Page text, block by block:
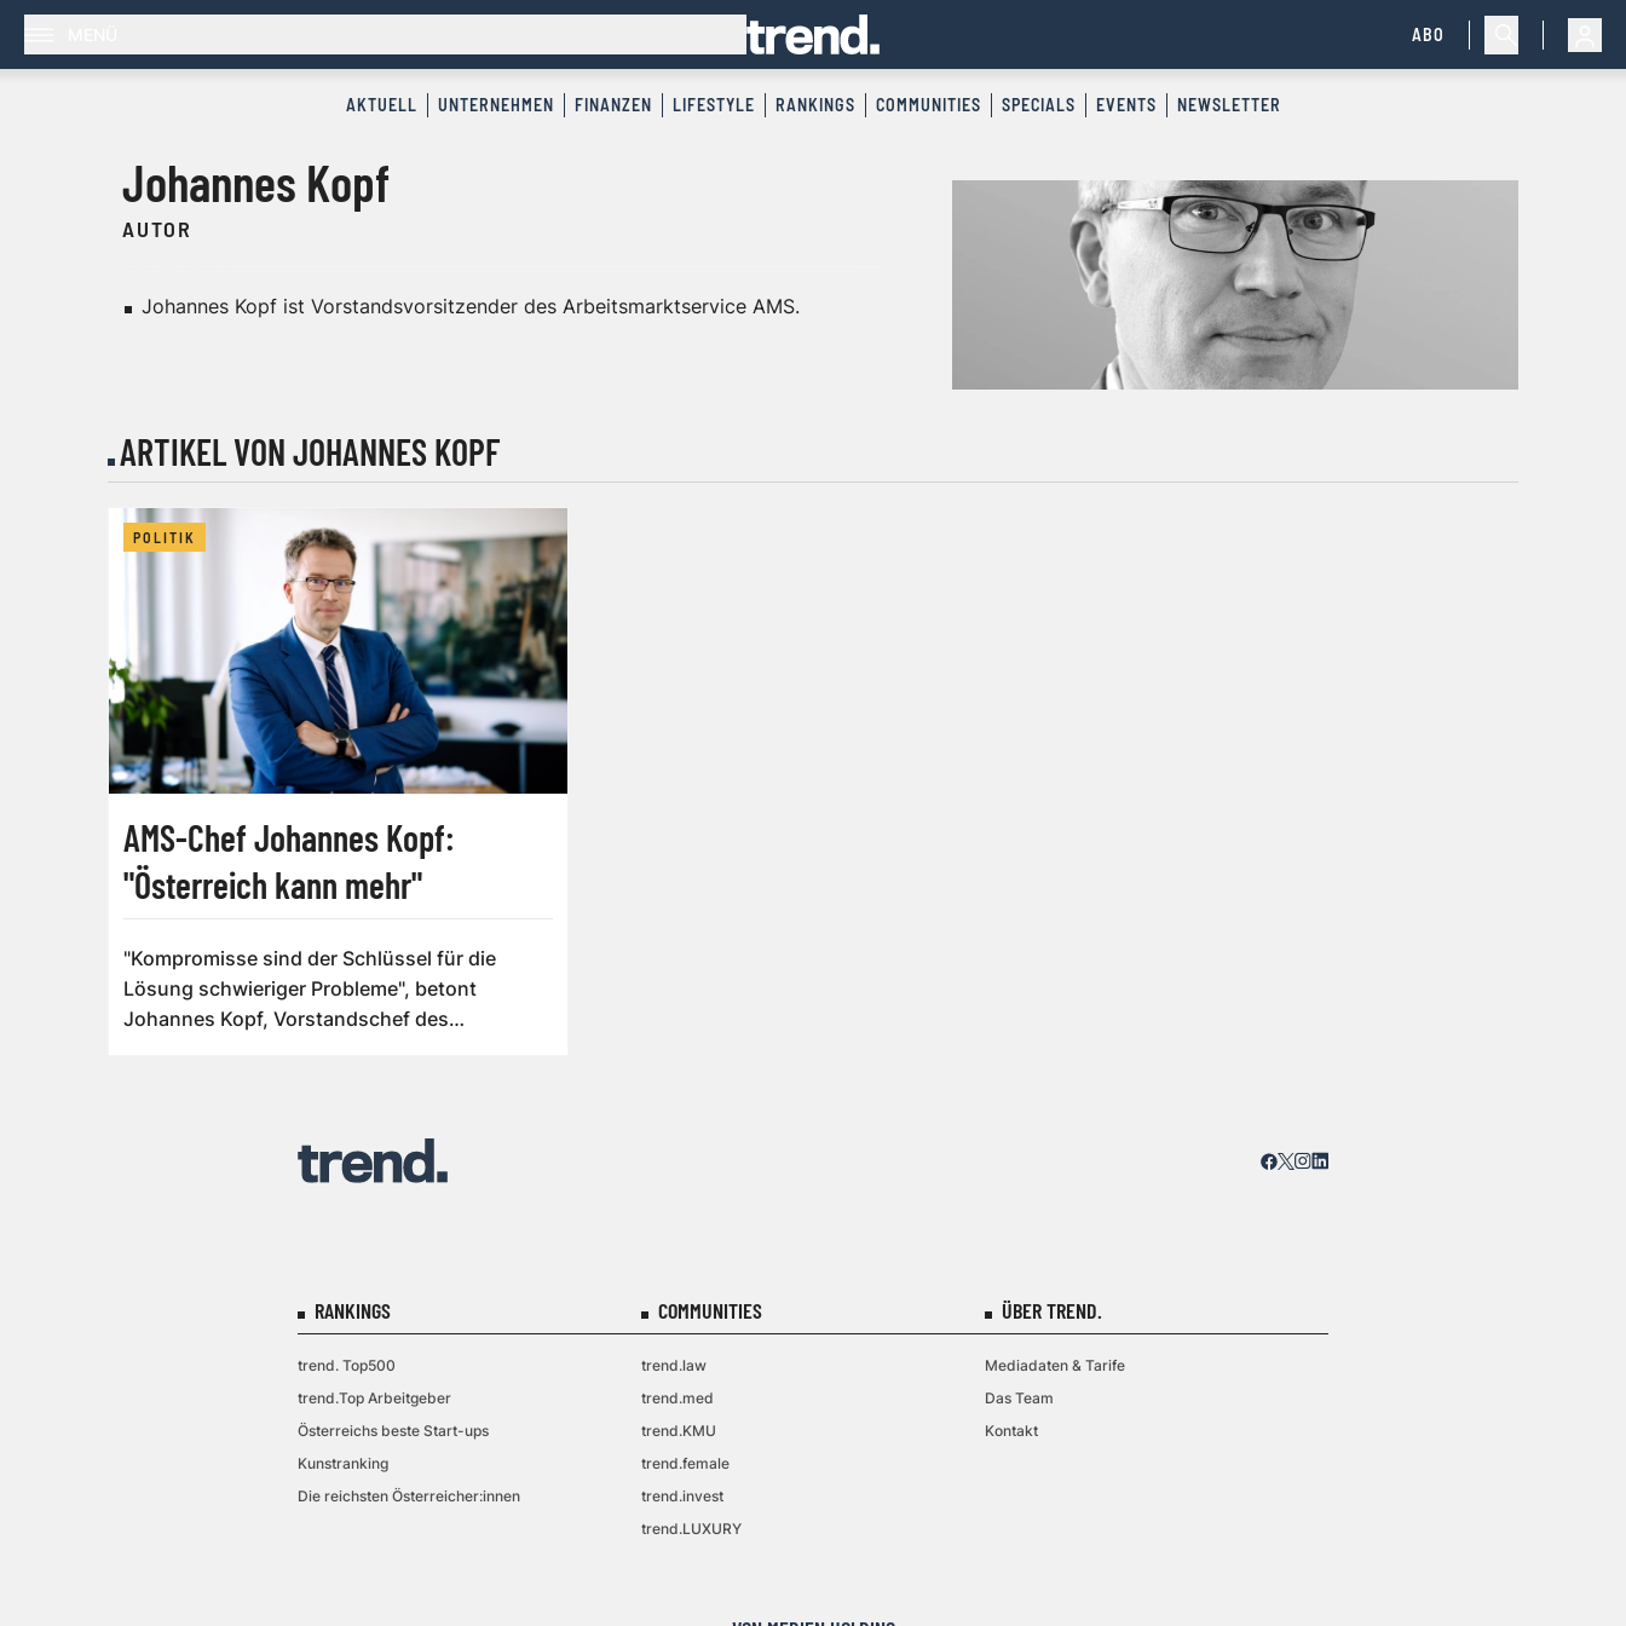
ABO
AKTUELL UNTERNEHMEN FINANZEN LIFESTYLE RANKINGS COMMUNITIES SPECIALS EVENTS NEWSLETTER
Johannes Kopf
AUTOR
Johannes Kopf ist Vorstandsvorsitzender des Arbeitsmarktservice AMS.
ARTIKEL VON JOHANNES KOPF
POLITIK
AMS-Chef Johannes Kopf:
"Österreich kann mehr"
"Kompromisse sind der Schlüssel für die
Lösung schwieriger Probleme", betont
Johannes Kopf, Vorstandschef des
RANKINGS
trend. Top500
trend.Top Arbeitgeber
Österreichs beste Start-ups
Kunstranking
Die reichsten Österreicher:innen
COMMUNITIES
trend.law
trend.med
trend.KMU
trend.female
trend.invest
trend.LUXURY
ÜBER TREND.
Mediadaten & Tarife
Das Team
Kontakt